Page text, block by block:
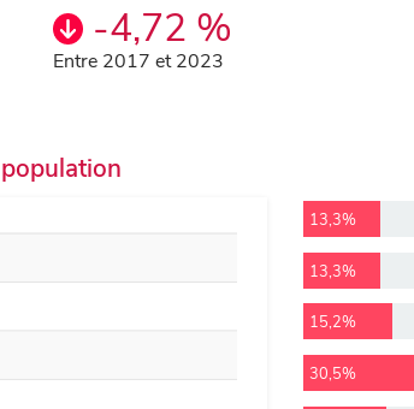
-4,72 %
Entre 2017 et 2023
13,3%
13,3%
15,2%
30,5%